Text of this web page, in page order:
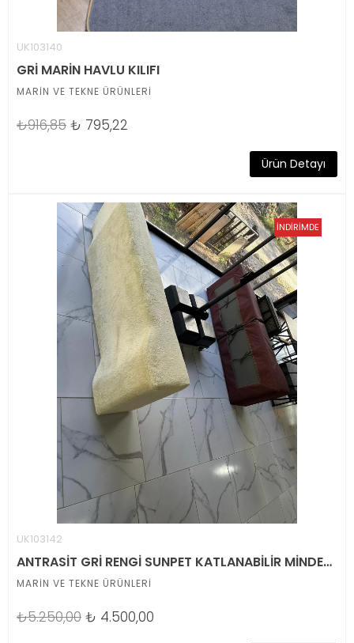
UK103140
GRİ MARİN HAVLU KILIFI
MARİN VE TEKNE ÜRÜNLERİ
₺916,85 ₺ 795,22
Ürün Detayı
UK103142
ANTRASİT GRİ RENGİ SUNPET KATLANABİLİR MİNDER VE KREM HAVLU KILIFI
MARİN VE TEKNE ÜRÜNLERİ
₺5.250,00 ₺ 4.500,00
İNDİRİMDE